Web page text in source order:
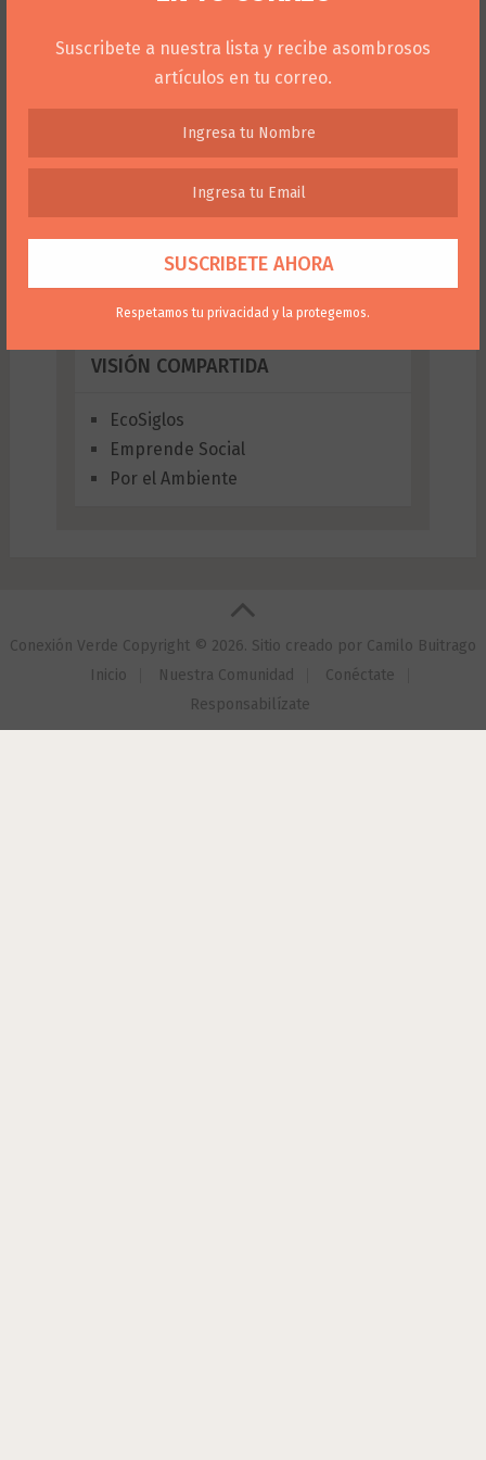
Suscribete a nuestra lista y recibe asombrosos
artículos en tu correo.
Respetamos tu privacidad y la protegemos.
Norma Castillo
Juan David Duque
Haydee Quijano
VISIÓN COMPARTIDA
EcoSiglos
Emprende Social
Por el Ambiente
Conexión Verde Copyright © 2026. Sitio creado por Camilo Buitrago
Inicio
Nuestra Comunidad
Conéctate
Responsabilízate